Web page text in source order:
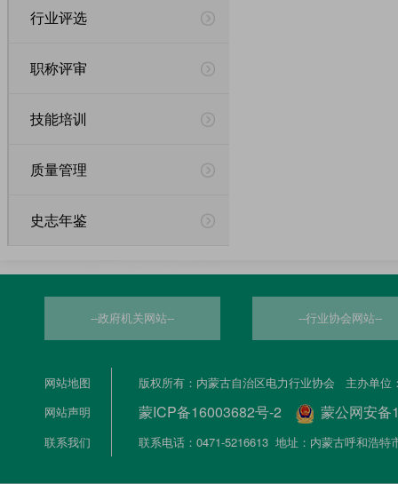
行业评选
职称评审
技能培训
质量管理
史志年鉴
--政府机关网站-- --行业协会网站--
网站地图
网站声明
联系我们
版权所有：内蒙古自治区电力行业协会 主办单位
蒙ICP备16003682号-2 蒙公网安备
联系电话：0471-5216613 地址：内蒙古呼和浩